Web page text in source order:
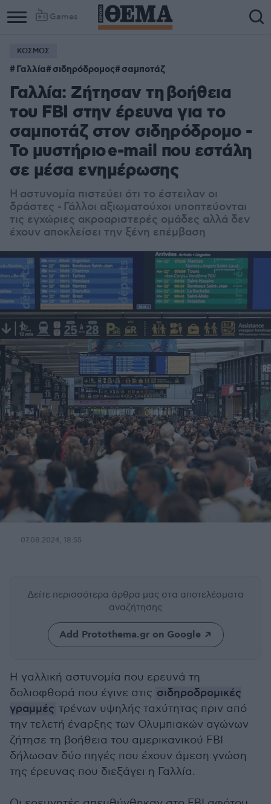
Games
Column
1
Column
2
ΚΟΣΜΟΣ
Γαλλία σιδηρόδρομος σαμποτάζ
Γαλλία: Ζήτησαν τη βοήθεια
του FBI στην έρευνα για το
σαμποτάζ στον σιδηρόδρομο -
Το μυστήριο e-mail που εστάλη
σε μέσα ενημέρωσης
H αστυνομία πιστεύει ότι το έστειλαν οι
δράστες - Γάλλοι αξιωματούχοι υποπτεύονται
τις εγχώριες ακροαριστερές ομάδες αλλά δεν
έχουν αποκλείσει την ξένη επέμβαση
07.08.2024, 18:55
Δείτε περισσότερα άρθρα μας στα αποτελέσματα
αναζήτησης
Add Protothema.gr on Google
Η γαλλική αστυνομία που ερευνά τη
δολιοφθορά που έγινε στις σιδηροδρομικές
γραμμές τρένων υψηλής ταχύτητας πριν από
την τελετή έναρξης των Ολυμπιακών αγώνων
ζήτησε τη βοήθεια του αμερικανικού FBI
δήλωσαν δύο πηγές που έχουν άμεση γνώση
της έρευνας που διεξάγει η Γαλλία.